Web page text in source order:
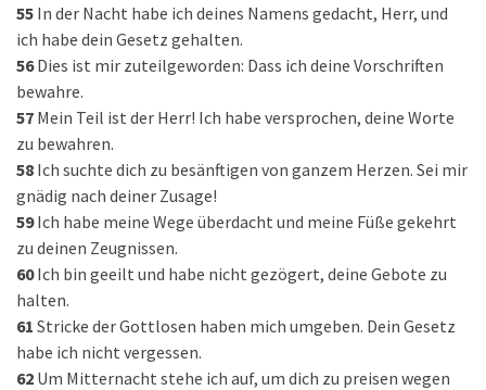
55 In der Nacht habe ich deines Namens gedacht, Herr, und
ich habe dein Gesetz gehalten.
56 Dies ist mir zuteilgeworden: Dass ich deine Vorschriften
bewahre.
57 Mein Teil ist der Herr! Ich habe versprochen, deine Worte
zu bewahren.
58 Ich suchte dich zu besänftigen von ganzem Herzen. Sei mir
gnädig nach deiner Zusage!
59 Ich habe meine Wege überdacht und meine Füße gekehrt
zu deinen Zeugnissen.
60 Ich bin geeilt und habe nicht gezögert, deine Gebote zu
halten.
61 Stricke der Gottlosen haben mich umgeben. Dein Gesetz
habe ich nicht vergessen.
62 Um Mitternacht stehe ich auf, um dich zu preisen wegen